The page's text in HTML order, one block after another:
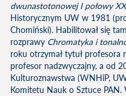
dwunastotonowej I połowy
Historycznym UW w 1981
Chomiński). Habilitował się
rozprawy Chromatyka i
roku otrzymał tytuł profesora
profesor nadzwyczajny, a od
Kulturoznawstwa (WNHiP,
Komitetu Nauk o Sztuce PAN.